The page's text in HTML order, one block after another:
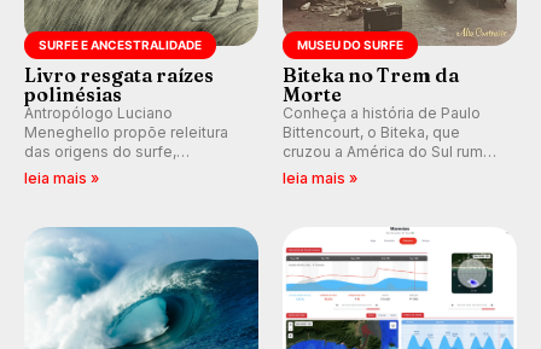
SURFE E ANCESTRALIDADE
Livro resgata raízes
polinésias
Antropólogo Luciano
Meneghello propõe releitura
das origens do surfe,
resgatando a cultura polinésia
prática em esporte e indústria.
leia mais »
MUSEU DO SURFE
Biteka no Trem da
Morte
Conheça a história de Paulo
Bittencourt, o Biteka, que
cruzou a América do Sul rumo
ao Pacífico em uma jornada
leia mais »